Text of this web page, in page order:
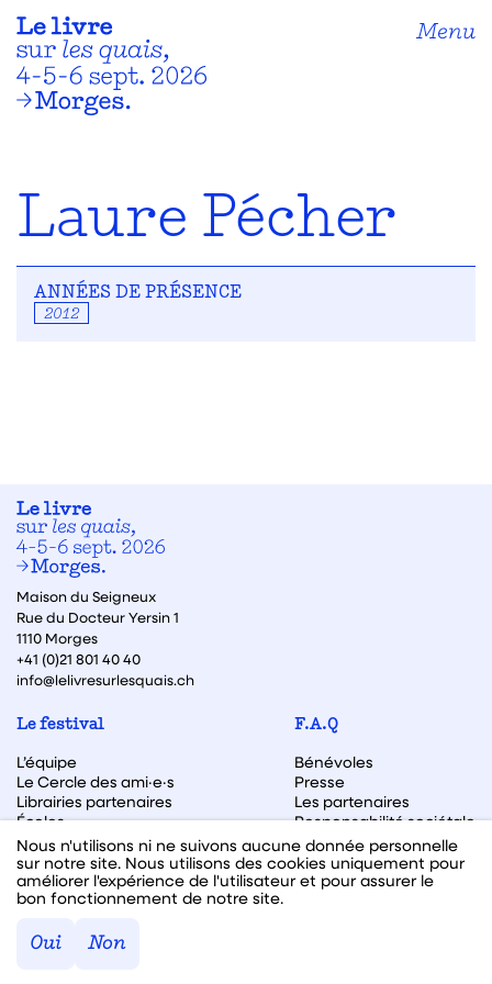
Menu
Laure Pécher
ANNÉES DE PRÉSENCE
2012
Maison du Seigneux
Rue du Docteur Yersin 1
1110 Morges
+41 (0)21 801 40 40
info@lelivresurlesquais.ch
Le festival
L’équipe
Le Cercle des ami·e·s
Librairies partenaires
Écoles
F.A.Q
Bénévoles
Presse
Les partenaires
Responsabilité sociétale
Archive des éditions
Archive des autrices et auteurs
Nous n'utilisons ni ne suivons aucune donnée personnelle
sur notre site. Nous utilisons des cookies uniquement pour
améliorer l'expérience de l'utilisateur et pour assurer le
bon fonctionnement de notre site.
Oui Non